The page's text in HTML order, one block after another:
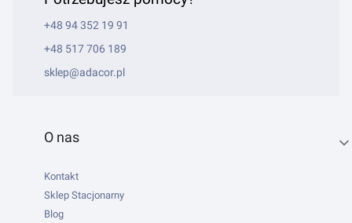
+48 94 352 19 91
+48 517 706 189
sklep@adacor.pl
Linki w stopce
O nas
Kontakt
Sklep Stacjonarny
Blog